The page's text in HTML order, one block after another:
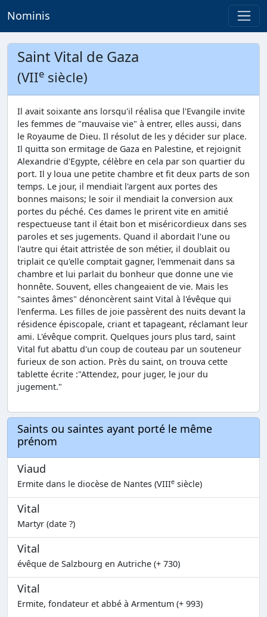
Nominis
Saint Vital de Gaza
(VIIe siècle)
Il avait soixante ans lorsqu'il réalisa que l'Evangile invite
les femmes de "mauvaise vie" à entrer, elles aussi, dans
le Royaume de Dieu. Il résolut de les y décider sur place.
Il quitta son ermitage de Gaza en Palestine, et rejoignit
Alexandrie d'Egypte, célèbre en cela par son quartier du
port. Il y loua une petite chambre et fit deux parts de son
temps. Le jour, il mendiait l'argent aux portes des
bonnes maisons; le soir il mendiait la conversion aux
portes du péché. Ces dames le prirent vite en amitié
respectueuse tant il était bon et miséricordieux dans ses
paroles et ses jugements. Quand il abordait l'une ou
l'autre qui était attristée de son métier, il doublait ou
triplait ce qu'elle comptait gagner, l'emmenait dans sa
chambre et lui parlait du bonheur que donne une vie
honnête. Souvent, elles changeaient de vie. Mais les
"saintes âmes" dénoncèrent saint Vital à l'évêque qui
l'enferma. Les filles de joie passèrent des nuits devant la
résidence épiscopale, criant et tapageant, réclamant leur
ami. L'évêque comprit. Quelques jours plus tard, saint
Vital fut abattu d'un coup de couteau par un souteneur
furieux de son action. Près du saint, on trouva cette
tablette écrite :"Attendez, pour juger, le jour du
jugement."
Saints ou saintes ayant porté le même
prénom
Viaud
Ermite dans le diocèse de Nantes (VIIIe siècle)
Vital
Martyr (date ?)
Vital
évêque de Salzbourg en Autriche (+ 730)
Vital
Ermite, fondateur et abbé à Armentum (+ 993)